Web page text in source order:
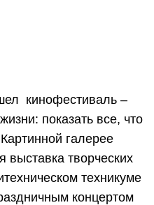
кинофестиваль –
показать все, что
галерее
выставка творческих
техникуме
концертом